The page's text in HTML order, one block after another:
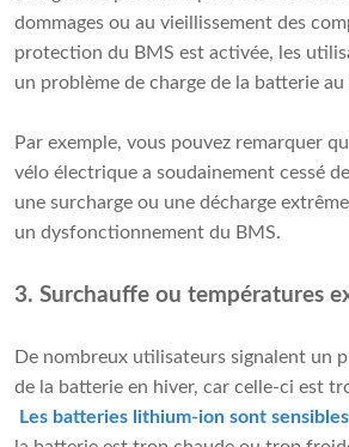
dommages ou au vieillissement des
protection du BMS est activée, les
un problème de charge de la batterie
Par exemple, vous pouvez remarquer
vélo électrique a soudainement cessé
une surcharge ou une décharge
un dysfonctionnement du BMS.
3. Surchauffe ou températures
De nombreux utilisateurs signalent un
de la batterie en hiver, car celle-ci est
Les batteries lithium-ion sont